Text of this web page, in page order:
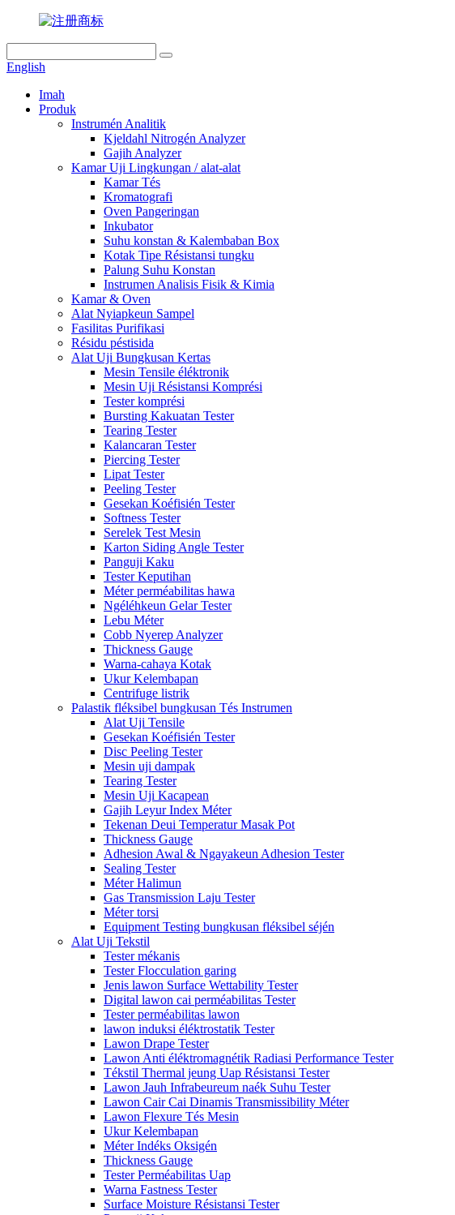
English
Imah
Produk
Instrumén Analitik
Kjeldahl Nitrogén Analyzer
Gajih Analyzer
Kamar Uji Lingkungan / alat-alat
Kamar Tés
Kromatografi
Oven Pangeringan
Inkubator
Suhu konstan & Kalembaban Box
Kotak Tipe Résistansi tungku
Palung Suhu Konstan
Instrumen Analisis Fisik & Kimia
Kamar & Oven
Alat Nyiapkeun Sampel
Fasilitas Purifikasi
Résidu péstisida
Alat Uji Bungkusan Kertas
Mesin Tensile éléktronik
Mesin Uji Résistansi Komprési
Tester komprési
Bursting Kakuatan Tester
Tearing Tester
Kalancaran Tester
Piercing Tester
Lipat Tester
Peeling Tester
Gesekan Koéfisién Tester
Softness Tester
Serelek Test Mesin
Karton Siding Angle Tester
Panguji Kaku
Tester Keputihan
Méter perméabilitas hawa
Ngéléhkeun Gelar Tester
Lebu Méter
Cobb Nyerep Analyzer
Thickness Gauge
Warna-cahaya Kotak
Ukur Kelembapan
Centrifuge listrik
Palastik fléksibel bungkusan Tés Instrumen
Alat Uji Tensile
Gesekan Koéfisién Tester
Disc Peeling Tester
Mesin uji dampak
Tearing Tester
Mesin Uji Kacapean
Gajih Leyur Index Méter
Tekenan Deui Temperatur Masak Pot
Thickness Gauge
Adhesion Awal & Ngayakeun Adhesion Tester
Sealing Tester
Méter Halimun
Gas Transmission Laju Tester
Méter torsi
Equipment Testing bungkusan fléksibel séjén
Alat Uji Tekstil
Tester mékanis
Tester Flocculation garing
Jenis lawon Surface Wettability Tester
Digital lawon cai perméabilitas Tester
Tester perméabilitas lawon
lawon induksi éléktrostatik Tester
Lawon Drape Tester
Lawon Anti éléktromagnétik Radiasi Performance Tester
Tékstil Thermal jeung Uap Résistansi Tester
Lawon Jauh Infrabeureum naék Suhu Tester
Lawon Cair Cai Dinamis Transmissibility Méter
Lawon Flexure Tés Mesin
Ukur Kelembapan
Méter Indéks Oksigén
Thickness Gauge
Tester Perméabilitas Uap
Warna Fastness Tester
Surface Moisture Résistansi Tester